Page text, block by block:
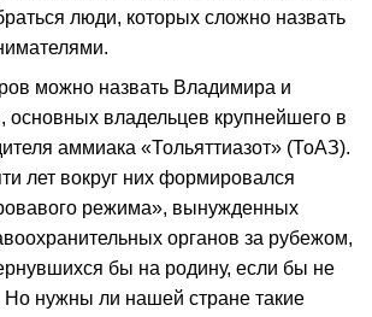
люди, которых сложно назвать
можно назвать Владимира и
основных владельцев крупнейшего в
аммиака «Тольяттиазот» (ТоАЗ).
лет вокруг них формировался
режима», вынужденных
органов за рубежом,
бы на родину, если бы не
Но нужны ли нашей стране такие